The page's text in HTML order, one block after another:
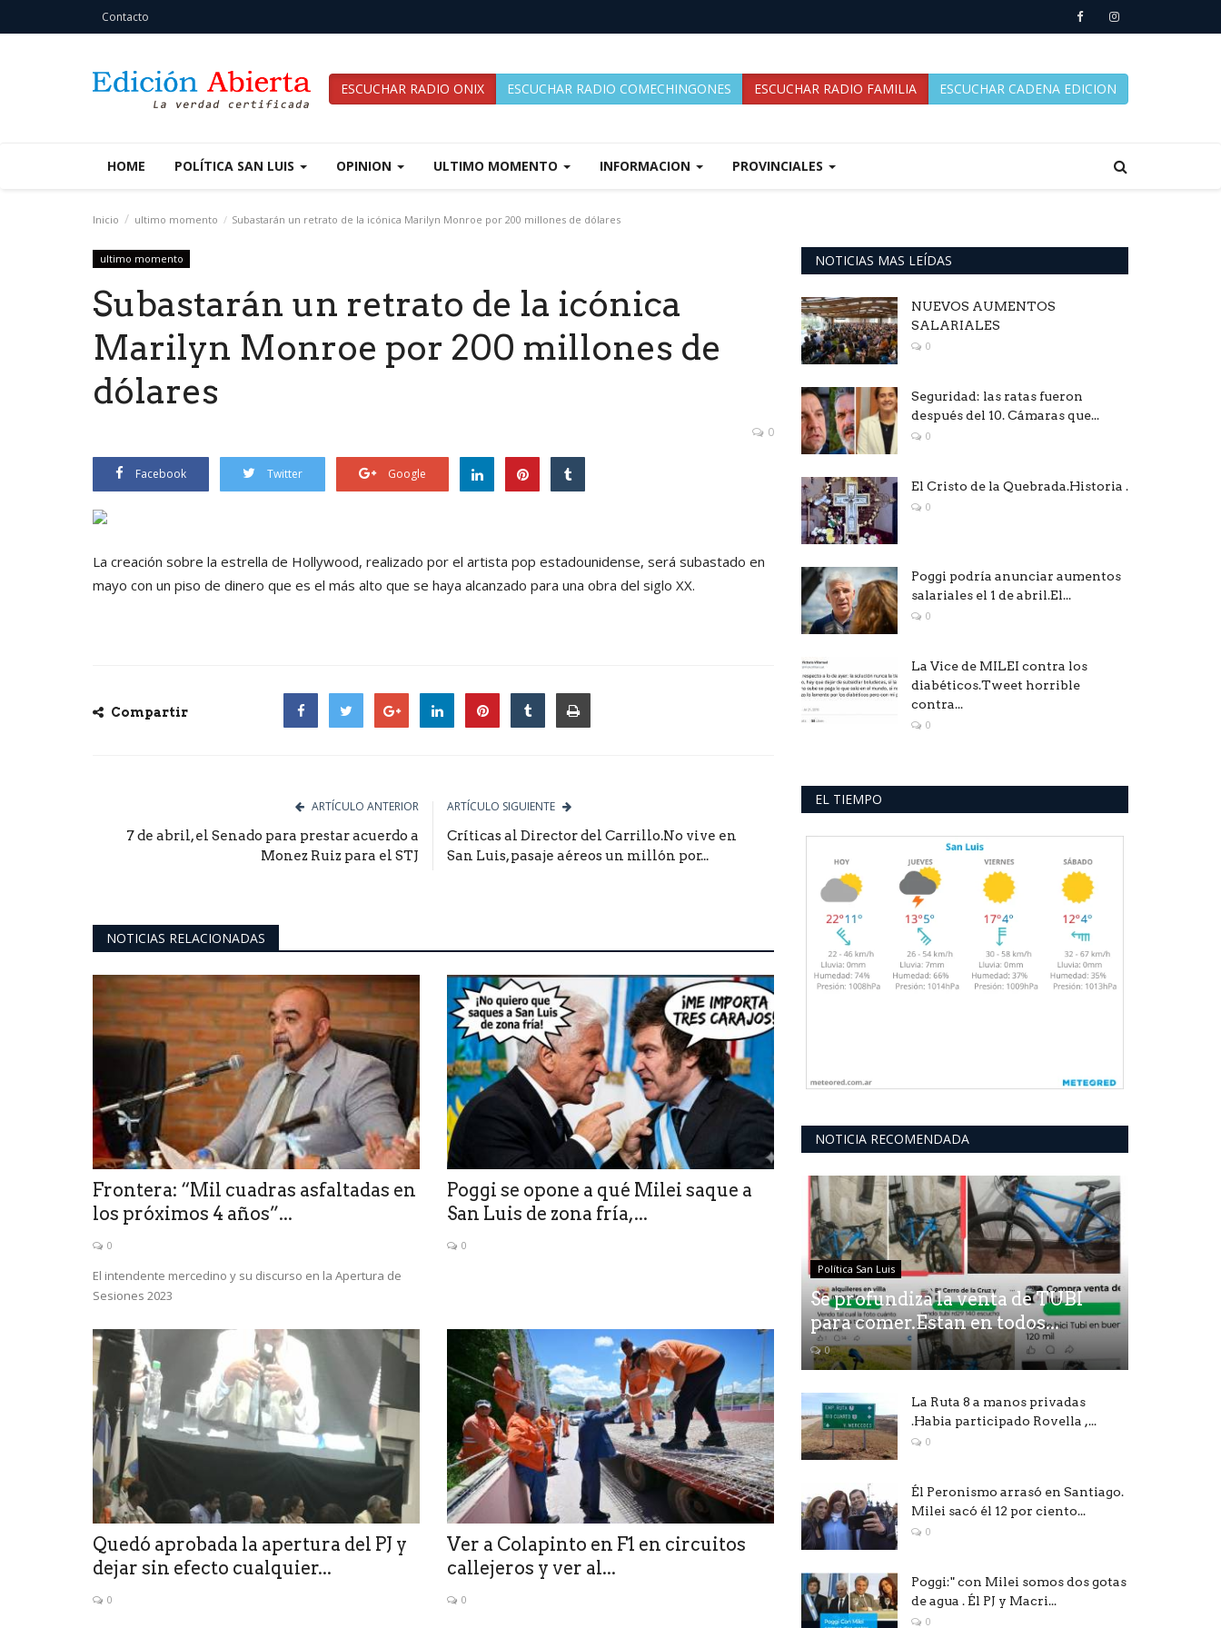
Contacto
ESCUCHAR RADIO ONIX ESCUCHAR RADIO COMECHINGONES ESCUCHAR RADIO FAMILIA ESCUCHAR CADENA EDICION
HOME POLÍTICA SAN LUIS OPINION ULTIMO MOMENTO INFORMACION PROVINCIALES
Inicio ultimo momento Subastarán un retrato de la icónica Marilyn Monroe por 200 millones de dólares
ultimo momento
Subastarán un retrato de la icónica
Marilyn Monroe por 200 millones de
dólares
0
Facebook Twitter Google
La creación sobre la estrella de Hollywood, realizado por el artista pop estadounidense, será subastado en
mayo con un piso de dinero que es el más alto que se haya alcanzado para una obra del siglo XX.
Compartir
ARTÍCULO ANTERIOR
7 de abril, el Senado para prestar acuerdo a
Monez Ruiz para el STJ
ARTÍCULO SIGUIENTE
Críticas al Director del Carrillo.No vive en
San Luis, pasaje aéreos un millón por...
NOTICIAS RELACIONADAS
Frontera: “Mil cuadras asfaltadas en
los próximos 4 años”...
0
El intendente mercedino y su discurso en la Apertura de
Sesiones 2023
Poggi se opone a qué Milei saque a
San Luis de zona fría,...
0
Quedó aprobada la apertura del PJ y
dejar sin efecto cualquier...
0
Ver a Colapinto en F1 en circuitos
callejeros y ver al...
0
NOTICIAS MAS LEÍDAS
NUEVOS AUMENTOS
SALARIALES
0
Seguridad: las ratas fueron
después del 10. Cámaras que...
0
El Cristo de la Quebrada.Historia .
0
Poggi podría anunciar aumentos
salariales el 1 de abril.El...
0
La Vice de MILEI contra los
diabéticos.Tweet horrible
contra...
0
EL TIEMPO
NOTICIA RECOMENDADA
Política San Luis
Se profundiza la venta de TUBI
para comer.Estan en todos...
0
La Ruta 8 a manos privadas
.Habia participado Rovella ,...
0
Él Peronismo arrasó en Santiago.
Milei sacó él 12 por ciento...
0
Poggi:" con Milei somos dos gotas
de agua . Él PJ y Macri...
0